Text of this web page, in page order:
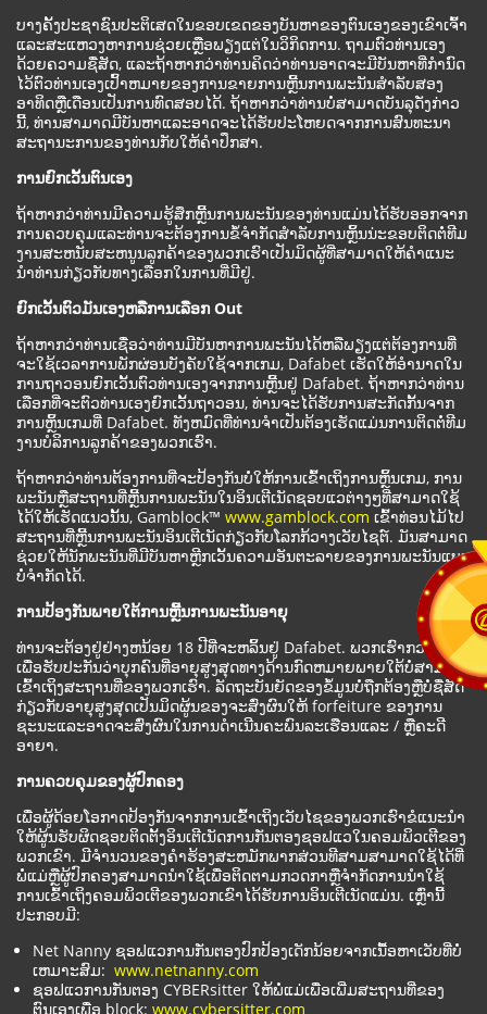
ບາງຄັ້ງປະຊາຊົນປະຕິເສດໃນຂອບເຂດຂອງບັນຫາຂອງຕົນເອງຂອງເຂົາເຈົ້າ
ແລະສະແຫວງຫາການຊ່ວຍເຫຼືອພຽງແຕ່ໃນວິກິດການ. ຖາມຕົວທ່ານເອງ
ດ້ວຍຄວາມຊື່ສັດ, ແລະຖ້າຫາກວ່າທ່ານຄິດວ່າທ່ານອາດຈະມີບັນຫາທີ່ກໍານົດ
ໄວ້ຕົວທ່ານເອງເປົ້າຫມາຍຂອງການຂາຍການຫຼີ້ນການພະນັນສໍາລັບສອງ
ອາທິດຫຼືເດືອນເປັນການທົດສອບໄດ້. ຖ້າຫາກວ່າທ່ານບໍ່ສາມາດບັນລຸດັ່ງກ່າວ
ນີ້, ທ່ານສາມາດມີບັນຫາແລະອາດຈະໄດ້ຮັບປະໂຫຍດຈາກການສົນທະນາ
ສະຖານະການຂອງທ່ານກັບໃຫ້ຄໍາປຶກສາ.
ການຍົກເວັ້ນຕົນເອງ
ຖ້າຫາກວ່າທ່ານມີຄວາມຮູ້ສຶກຫຼີ້ນການພະນັນຂອງທ່ານແມ່ນໄດ້ຮັບອອກຈາກ
ການຄວບຄຸມແລະທ່ານຈະຕ້ອງການຂໍ້ຈໍາກັດສໍາລັບການຫຼິ້ນນ່ະຂອບຕິດຕໍ່ທີມ
ງານສະຫນັບສະຫນູນລູກຄ້າຂອງພວກເຮົາເປັນມິດຜູ້ທີ່ສາມາດໃຫ້ຄໍາແນະ
ນໍາທ່ານກ່ຽວກັບທາງເລືອກໃນການທີ່ມີຢູ່.
ຍົກເວັ້ນຕົວມັນເອງຫລືການເລືອກ Out
ຖ້າຫາກວ່າທ່ານເຊື່ອວ່າທ່ານມີບັນຫາການພະນັນໄດ້ຫລືພຽງແຕ່ຕ້ອງການທີ່
ຈະໃຊ້ເວລາການພັກຜ່ອນບັງຄັບໃຊ້ຈາກເກມ, Dafabet ເຮັດໃຫ້ອໍານາດໃນ
ການຖາວອນຍົກເວັ້ນຕົວທ່ານເອງຈາກການຫຼີ້ນຢູ່ Dafabet. ຖ້າຫາກວ່າທ່ານ
ເລືອກທີ່ຈະຕົວທ່ານເອງຍົກເວັ້ນຖາວອນ, ທ່ານຈະໄດ້ຮັບການສະກັດກັ້ນຈາກ
ການຫຼິ້ນເກມທີ່ Dafabet. ທັງຫມົດທີ່ທ່ານຈໍາເປັນຕ້ອງເຮັດແມ່ນການຕິດຕໍ່ທີມ
ງານບໍລິການລູກຄ້າຂອງພວກເຮົາ.
ຖ້າຫາກວ່າທ່ານຕ້ອງການທີ່ຈະປ້ອງກັນບໍ່ໃຫ້ການເຂົ້າເຖິງການຫຼິ້ນເກມ, ການ
ພະນັນຫຼືສະຖານທີ່ຫຼີ້ນການພະນັນໃນອິນເຕີເນັດຊອບແວຕ່າງໆທີ່ສາມາດໃຊ້
ໄດ້ໃຫ້ເຮັດແນວນັ້ນ, Gamblock™ www.gamblock.com ເຂົ້າທ່ອນໄມ້ໄປ
ສະຖານທີ່ຫຼີ້ນການພະນັນອິນເຕີເນັດກ່ຽວກັບໂລກກ້ວາງເວັບໄຊຕ໌. ມັນສາມາດ
ຊ່ວຍໃຫ້ນັກພະນັນທີ່ມີບັນຫາຫຼີກເວັ້ນຄວາມອັນຕະລາຍຂອງການພະນັນແບບ
ບໍ່ຈໍາກັດໄດ້.
ການປ້ອງກັນພາຍໃຕ້ການຫຼີ້ນການພະນັນອາຍຸ
ທ່ານຈະຕ້ອງຢູ່ຢ່າງຫນ້ອຍ 18 ປີທີ່ຈະຫລິ້ນຢູ່ Dafabet. ພວກເຮົາກວດກາ
ເພື່ອຮັບປະກັນວ່າບຸກຄົນທີ່ອາຍຸສູງສຸດທາງດ້ານກົດຫມາຍພາຍໃຕ້ບໍ່ສາມາດ
ເຂົ້າເຖິງສະຖານທີ່ຂອງພວກເຮົາ. ລັດຖະບັນຍັດຂອງຂໍ້ມູນບໍ່ຖືກຕ້ອງຫຼືບໍ່ຊື່ສັດ
ກ່ຽວກັບອາຍຸສູງສຸດເປັນມິດຜູ້ນຂອງຈະສົ່ງຜົນໃຫ້ forfeiture ຂອງການ
ຊະນະແລະອາດຈະສົ່ງຜົນໃນການດໍາເນີນຄະພົນລະເຮືອນແລະ / ຫຼືຄະດີ
ອາຍາ.
ການຄວບຄຸມຂອງຜູ້ປົກຄອງ
ເພື່ອຜູ້ດ້ອຍໂອກາດປ້ອງກັນຈາກການເຂົ້າເຖິງເວັບໄຊຂອງພວກເຮົາຂໍແນະນໍາ
ໃຫ້ຜູ້ນຮັບຜິດຊອບຕິດຕັ້ງອິນເຕີເນັດການກັ່ນຕອງຊອຟແວໃນຄອມພິວເຕີຂອງ
ພວກເຂົາ. ມີຈໍານວນຂອງຄໍາຮ້ອງສະຫມັກພາກສ່ວນທີສາມສາມາດໃຊ້ໄດ້ທີ່
ພໍ່ແມ່ຫຼືຜູ້ປົກຄອງສາມາດນໍາໃຊ້ເພື່ອຕິດຕາມກວດກາຫຼືຈໍາກັດການນໍາໃຊ້
ການເຂົ້າເຖິງຄອມພິວເຕີຂອງພວກເຂົາໄດ້ຮັບການອິນເຕີເນັດແມ່ນ. ເຫຼົ່ານີ້
ປະກອບມີ:
Net Nanny ຊອຟແວການກັ່ນຕອງປົກປ້ອງເດັກນ້ອຍຈາກເນື້ອຫາເວັບທີ່ບໍ່
ເຫມາະສົມ: www.netnanny.com
ຊອຟແວການກັ່ນຕອງ CYBERsitter ໃຫ້ພໍ່ແມ່ເພື່ອເພີ່ມສະຖານທີ່ຂອງ
ຕົນເອງເພື່ອ block: www.cybersitter.com